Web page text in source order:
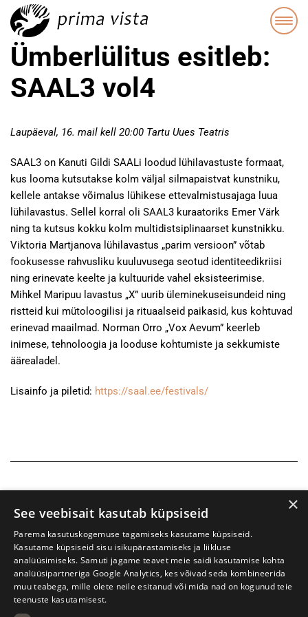
Ümberlülitus esitleb:
SAAL3 vol4
Laupäeval, 16. mail kell 20:00 Tartu Uues Teatris
SAAL3 on Kanuti Gildi SAALi loodud lühilavastuste formaat,
kus looma kutsutakse kolm väljal silmapaistvat kunstniku,
kellele antakse võimalus lühikese ettevalmistusajaga luua
lühilavastus. Sellel korral oli SAAL3 kuraatoriks Emer Värk
ning ta kutsus kokku kolm multidistsiplinaarset kunstnikku.
Viktoria Martjanova lühilavastus „parim versioon” võtab
fookusesse rahvusliku kuuluvusega seotud identiteedikriisi
ning erinevate keelte ja kultuuride vahel eksisteerimise.
Mihkel Maripuu lavastus „X” uurib üleminekuseisundeid ning
ristteid kui mütoloogilisi ja rituaalseid paikasid, kus kohtuvad
erinevad maailmad. Norman Orro „Vox Aevum” keerleb
inimese, tehnoloogia ja looduse kohtumiste ja sekkumiste
äärealadel.
Lisainfo ja piletid: https://saal.ee/festivals/
×
See veebisait kasutab küpsiseid
Parema kasutuskogemuse tagamiseks kasutame küpsiseid.
Kasutame küpsiseid sisu isikupärastamiseks ja liikluse
analüüsimiseks. Samuti jagame teavet meie saidi kasutamise kohta
analüüsipartneriga Google Analytics, kes võivad seda kombineerida
muu teabega, mille olete neile esitanud või mida nad on kogunud teie
teenuste kasutamisest.